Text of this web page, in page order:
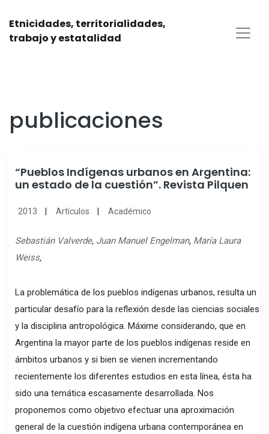
Etnicidades, territorialidades,
trabajo y estatalidad
publicaciones
“Pueblos Indígenas urbanos en Argentina:
un estado de la cuestión”. Revista Pilquen
2013 Artículos Académico
Sebastián Valverde, Juan Manuel Engelman, María Laura
Weiss,
La problemática de los pueblos indígenas urbanos, resulta un
particular desafío para la reflexión desde las ciencias sociales
y la disciplina antropológica. Máxime considerando, que en
Argentina la mayor parte de los pueblos indígenas reside en
ámbitos urbanos y si bien se vienen incrementando
recientemente los diferentes estudios en esta línea, ésta ha
sido una temática escasamente desarrollada. Nos
proponemos como objetivo efectuar una aproximación
general de la cuestión indígena urbana contemporánea en